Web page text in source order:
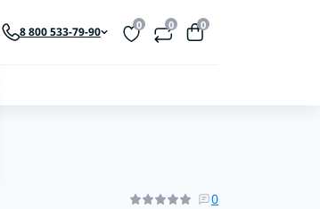
8 800 533-79-90 0 0 0
0